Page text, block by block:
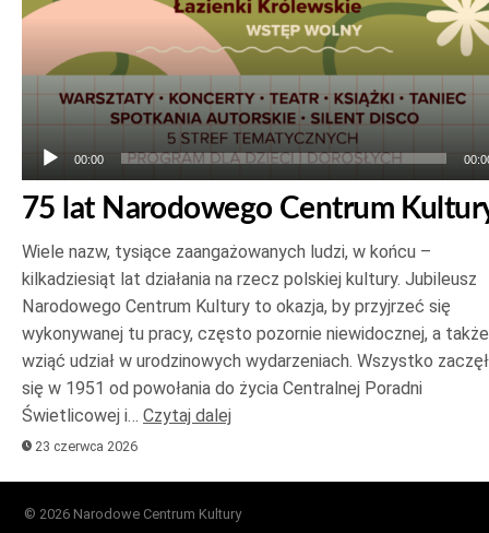
00:00
75 lat Narodowego Centrum
Wiele nazw, tysiące zaangażowanych ludzi, w końcu –
kilkadziesiąt lat działania na rzecz polskiej kultury. Jubileusz
Narodowego Centrum Kultury to okazja, by przyjrzeć się
wykonywanej tu pracy, często pozornie niewidocznej, a także
wziąć udział w urodzinowych wydarzeniach. Wszystko
się w 1951 od powołania do życia Centralnej Poradni
Świetlicowej i… Czytaj dalej
23 czerwca 2026
© 2026 Narodowe Centrum Kultury